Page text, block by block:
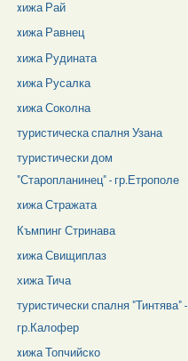
xижа Рай
xижа Равнец
xижа Рудината
xижа Русалка
xижа Соколна
туристическа спалня Узана
туристически дом
"Старопланинец" - гр.Етрополе
xижа Стражата
Къмпинг Стринава
xижа Свищиплаз
хижа Тича
туристически спалня "Тинтява" -
гр.Калофер
xижа Топчийско